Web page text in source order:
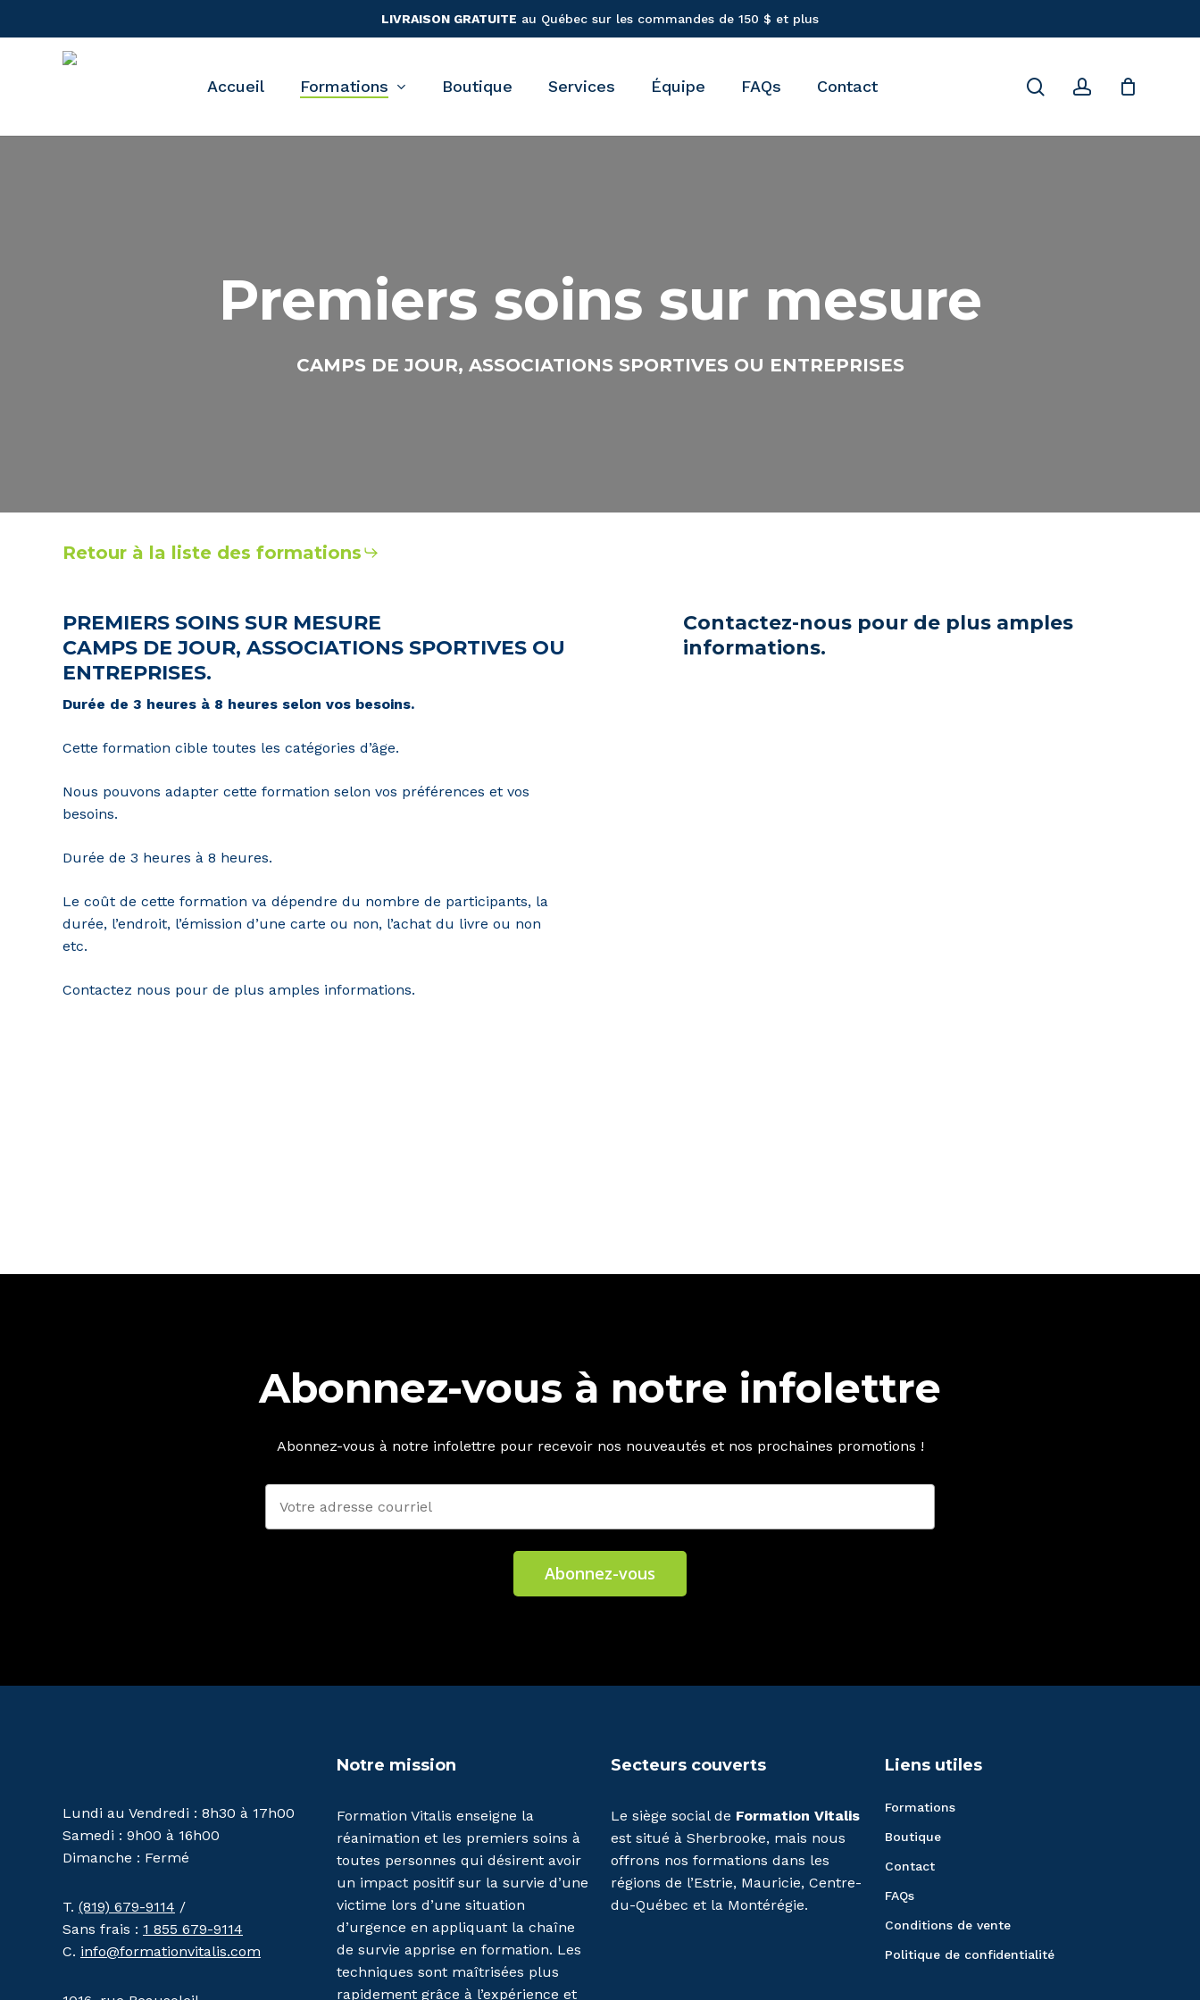
LIVRAISON GRATUITE au Québec sur les commandes de 150 $ et plus
Accueil Formations Boutique Services Équipe FAQs Contact searchaccount
Panier Close
Premiers soins sur mesure
CAMPS DE JOUR, ASSOCIATIONS SPORTIVES OU ENTREPRISES
Retour à la liste des formations
PREMIERS SOINS SUR MESURE
CAMPS DE JOUR, ASSOCIATIONS SPORTIVES OU
ENTREPRISES.
Durée de 3 heures à 8 heures selon vos besoins.
Cette formation cible toutes les catégories d’âge.
Nous pouvons adapter cette formation selon vos préférences et vos
besoins.
Durée de 3 heures à 8 heures.
Le coût de cette formation va dépendre du nombre de participants, la
durée, l’endroit, l’émission d’une carte ou non, l’achat du livre ou non
etc.
Contactez nous pour de plus amples informations.
Contactez-nous pour de plus amples
informations.
Abonnez-vous à notre infolettre
Abonnez-vous à notre infolettre pour recevoir nos nouveautés et nos prochaines promotions !
Lundi au Vendredi : 8h30 à 17h00
Samedi : 9h00 à 16h00
Dimanche : Fermé
T. (819) 679-9114 /
Sans frais : 1 855 679-9114
C. info@formationvitalis.com
Notre mission
Formation Vitalis enseigne la
réanimation et les premiers soins à
toutes personnes qui désirent avoir
un impact positif sur la survie d’une
victime lors d’une situation
d’urgence en appliquant la chaîne
de survie apprise en formation. Les
techniques sont maîtrisées plus
rapidement grâce à l’expérience et
Secteurs couverts
Le siège social de Formation Vitalis
est situé à Sherbrooke, mais nous
offrons nos formations dans les
régions de l’Estrie, Mauricie, Centre-
du-Québec et la Montérégie.
Liens utiles
Formations
Boutique
Contact
FAQs
Conditions de vente
Politique de confidentialité